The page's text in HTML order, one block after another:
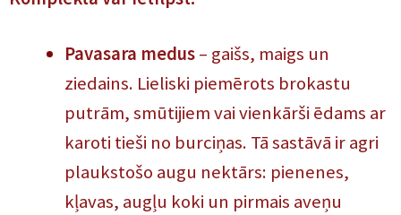
Pavasara medus– gaišs, maigs un
ziedains. Lieliski piemērots brokastu
putrām, smūtijiem vai vienkārši ēdams ar
karoti tieši no burciņas. Tā sastāvā ir agri
plaukstošo augu nektārs: pienenes,
kļavas, augļu koki un pirmais aveņu